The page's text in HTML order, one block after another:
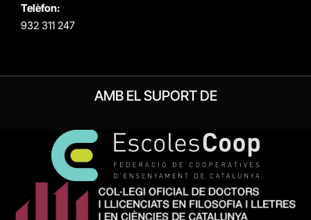
Telèfon:
932 311 247
AMB EL SUPORT DE